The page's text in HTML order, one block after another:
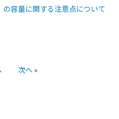
容量に関する注意点について
次へ »